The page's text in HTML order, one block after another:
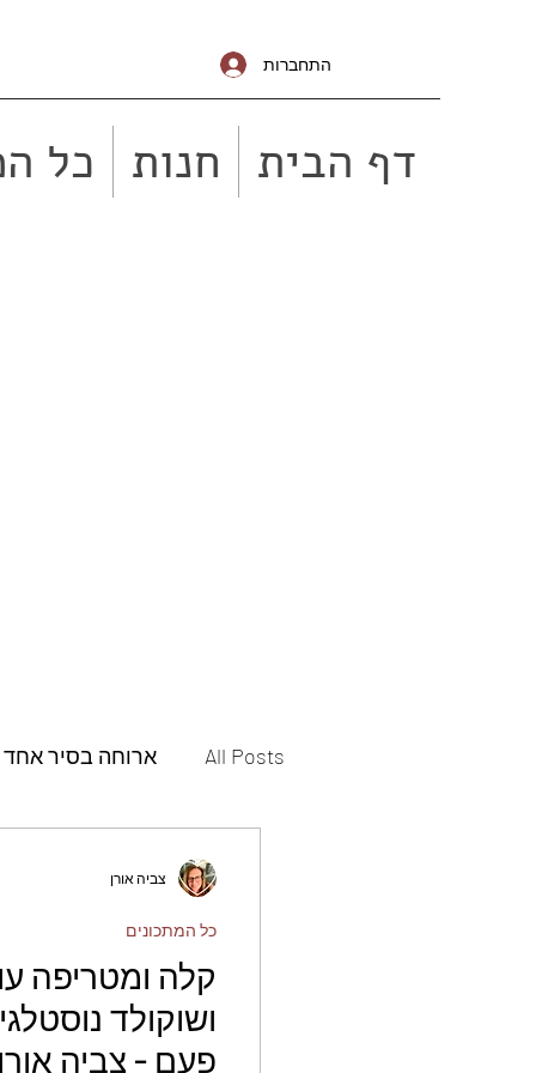
התחברות
דף הבית חנות כל
All Posts ארוחה בסיר אחד
קלה ומטריפה
ושוקולד
פעם - צביה אורן
כל המתכונים
צביה אורן